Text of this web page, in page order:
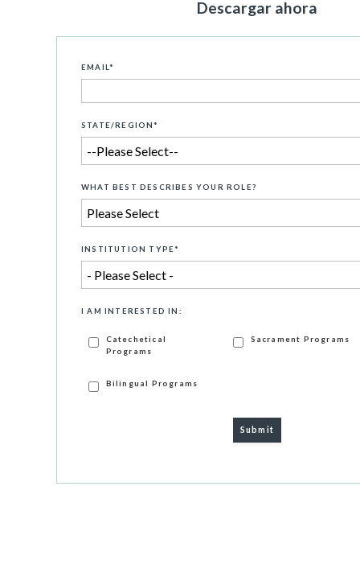
Descargar ahora
EMAIL *
STATE/REGION*
WHAT BEST DESCRIBES YOUR ROLE?
INSTITUTION TYPE*
I AM INTERESTED IN:
Catechetical
Programs
Sacrament Programs
Bilingual Programs